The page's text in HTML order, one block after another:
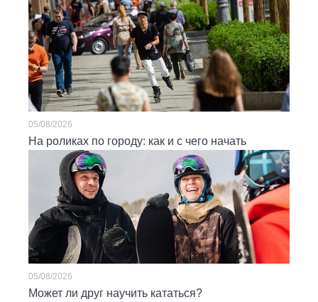
На роликах по городу: как и с чего начать
05/08/2026
Может ли друг научить кататься?
05/08/2026